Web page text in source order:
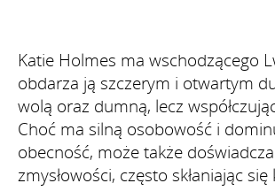
Katie Holmes ma wschodzącego
obdarza ją szczerym i otwartym
wolą oraz dumną, lecz
Choć ma silną osobowość i
obecność, może także
zmysłowości, często skłaniając się